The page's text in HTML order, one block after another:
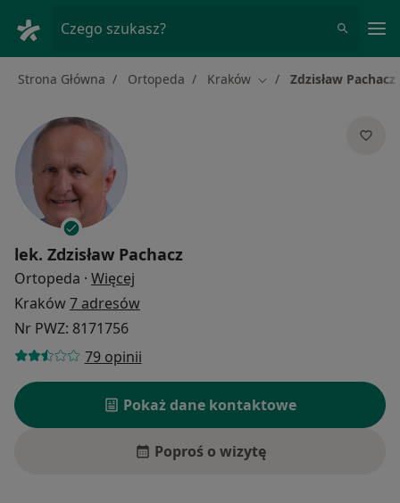
Czego szukasz?
Strona Główna Ortopeda Kraków Zmień miasto
Zdzisław Pachacz
lek. Zdzisław Pachacz
Ortopeda · Więcej
Kraków7 adresów
Nr PWZ: 8171756
79 opinii
Pokaż dane kontaktowe
Poproś o wizytę